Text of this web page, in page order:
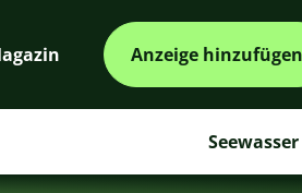
Anzeige hinzufügen
Seewasser